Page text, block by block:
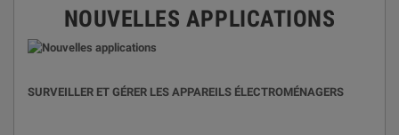
NOUVELLES APPLICATIONS
SURVEILLER ET GÉRER LES APPAREILS ÉLECTROMÉNAGERS